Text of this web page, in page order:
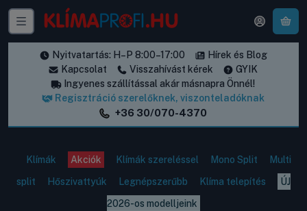
Nyitvatartás: H–P 8:00–17:00
Hírek és Blog
Kapcsolat
Visszahívást kérek
GYIK
Ingyenes szállítással akár másnapra Önnél!
Regisztráció szerelőknek, viszonteladóknak
+36 30/070-4370
Klímák Akciók Klímák szereléssel Mono Split
Multi
split
Hőszivattyúk Legnépszerűbb Klíma telepítés
ÚJ
2026-os modelljeink